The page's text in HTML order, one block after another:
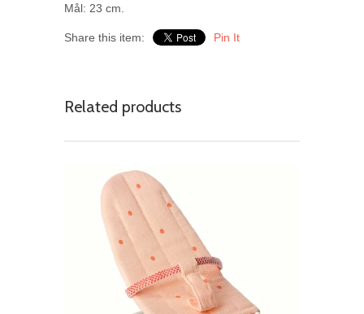
Mål: 23 cm.
Share this item: Pin It
Related products